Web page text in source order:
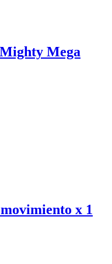
Mega
x 1